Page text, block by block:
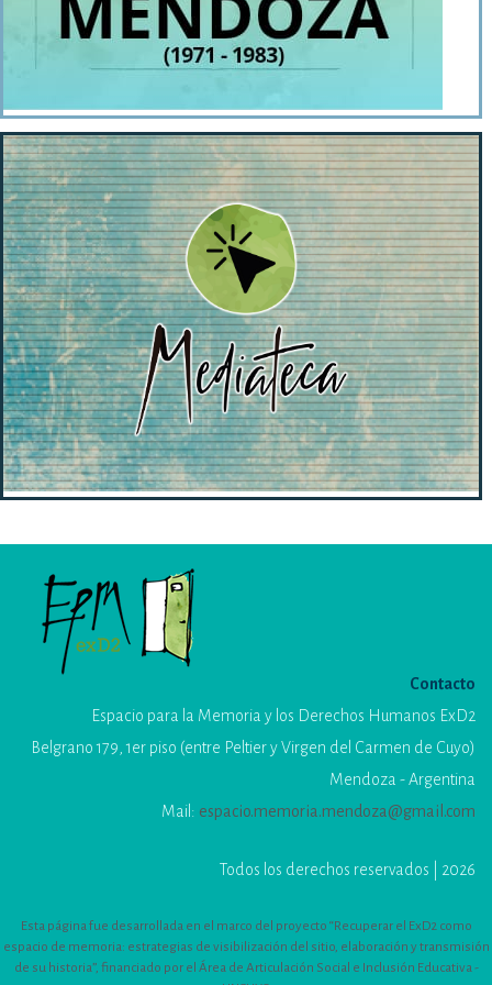
Contacto
Espacio para la Memoria y los Derechos Humanos ExD2
Belgrano 179, 1er piso (entre Peltier y Virgen del Carmen de Cuyo)
Mendoza - Argentina
Mail: espacio.memoria.mendoza@gmail.com
Todos los derechos reservados | 2026
Esta página fue desarrollada en el marco del proyecto “Recuperar el ExD2 como
espacio de memoria: estrategias de visibilización del sitio, elaboración y transmisión
de su historia”, financiado por el Área de Articulación Social e Inclusión Educativa -